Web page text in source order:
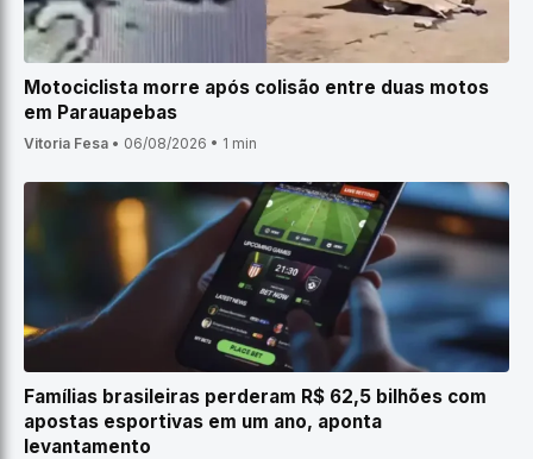
Motociclista morre após colisão entre duas motos
em Parauapebas
Vitoria Fesa • 06/08/2026 • 1 min
Famílias brasileiras perderam R$ 62,5 bilhões com
apostas esportivas em um ano, aponta
levantamento